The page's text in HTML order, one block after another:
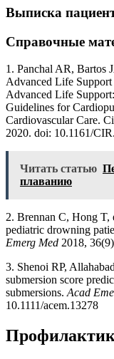
Выписка
Справочные
1. Panchal AR, Bartos
Advanced Life
Advanced Life
Guidelines for
Cardiovascular Care.
2020. doi: 10.1161/
Читать статью
плаванию
2. Brennan C, Hong T,
pediatric drowning
Emerg Med 2018,
3. Shenoi RP,
submersion score
submersions.Acad
10.1111/acem.13278